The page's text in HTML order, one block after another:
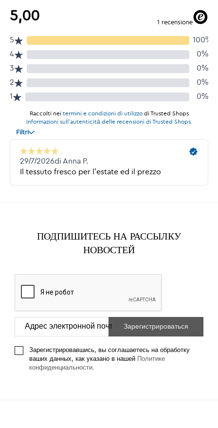
ПОДПИШИТЕСЬ НА РАССЫЛКУ
НОВОСТЕЙ
Зарегистрировавшись, вы соглашаетесь на обработку
ваших данных, как указано в нашей
Политике
конфиденциальности.